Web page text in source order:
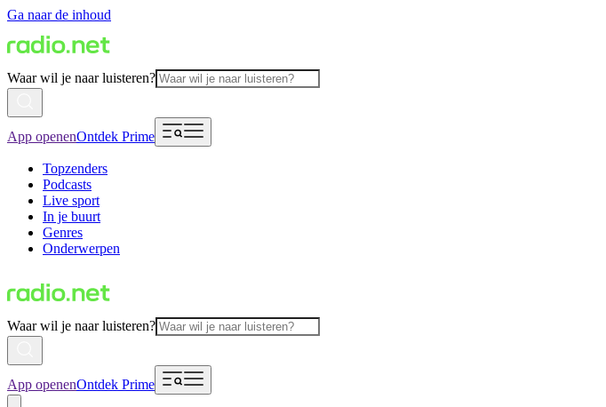
Ga naar de inhoud
Waar wil je naar luisteren?
App openenOntdek Prime
Topzenders
Podcasts
Live sport
In je buurt
Genres
Onderwerpen
Waar wil je naar luisteren?
App openenOntdek Prime